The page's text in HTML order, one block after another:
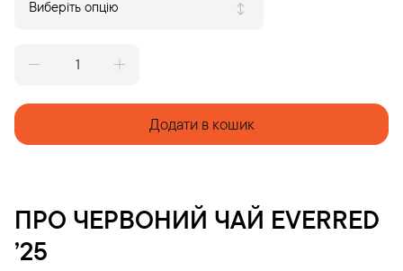
Виберіть опцію
Додати в кошик
ПРО ЧЕРВОНИЙ ЧАЙ EVERRED
’25